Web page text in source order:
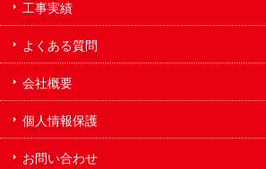
工事実績
よくある質問
会社概要
個人情報保護
お問い合わせ